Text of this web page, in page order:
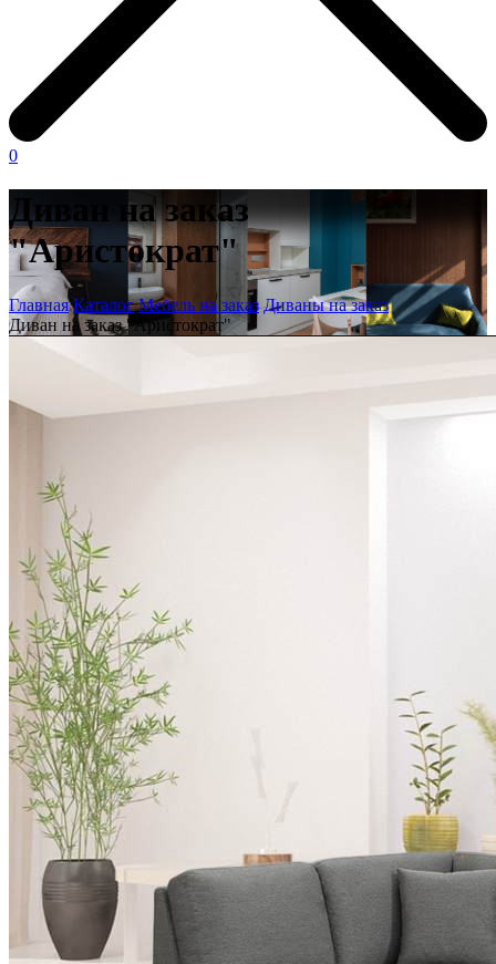
0
Диван на заказ
"Аристократ"
Главная Каталог Мебель на заказ Диваны на заказ
Диван на заказ "Аристократ"